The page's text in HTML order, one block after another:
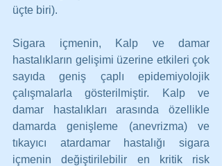
üçte biri).
Sigara içmenin, Kalp ve damar
hastalıkların gelişimi üzerine etkileri çok
sayıda geniş çaplı epidemiyolojik
çalışmalarla gösterilmiştir. Kalp ve
damar hastalıkları arasında özellikle
damarda genişleme (anevrizma) ve
tıkayıcı atardamar hastalığı sigara
içmenin değiştirilebilir en kritik risk